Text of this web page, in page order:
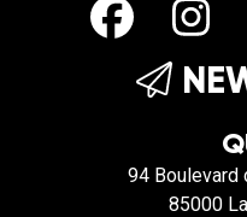
94 Boulevard
85000